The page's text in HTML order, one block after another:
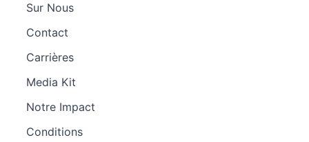
Sur Nous
Contact
Carrières
Media Kit
Notre Impact
Conditions